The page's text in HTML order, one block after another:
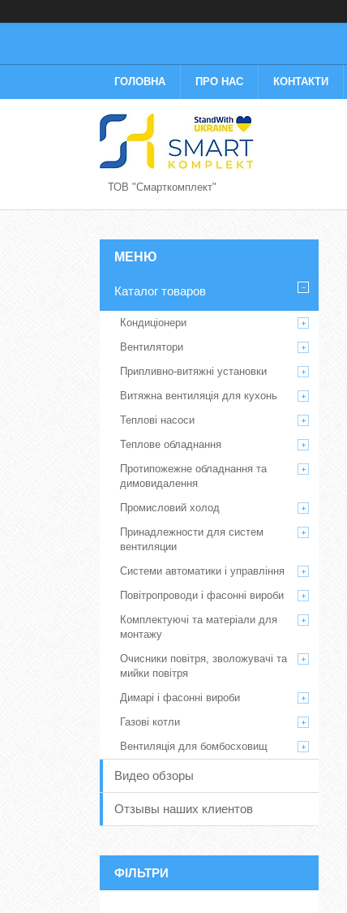
ГОЛОВНА ПРО НАС КОНТАКТИ
ТОВ "Смарткомплект"
Каталог товаров
Кондиціонери
Вентилятори
Припливно-витяжні установки
Витяжна вентиляція для кухонь
Теплові насоси
Теплове обладнання
Протипожежне обладнання та
димовидалення
Промисловий холод
Принадлежности для систем
вентиляции
Системи автоматики і управління
Повітропроводи і фасонні вироби
Комплектуючі та матеріали для
монтажу
Очисники повітря, зволожувачі та
мийки повітря
Димарі і фасонні вироби
Газові котли
Вентиляція для бомбосховищ
Видео обзоры
Отзывы наших клиентов
ФІЛЬТРИ